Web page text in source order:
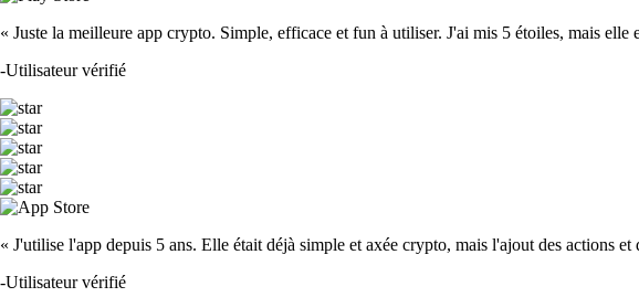
« Juste la meilleure app crypto. Simple, efficace et fun à utiliser. J'ai mis 5 étoiles, mais elle
-Utilisateur vérifié
« J'utilise l'app depuis 5 ans. Elle était déjà simple et axée crypto, mais l'ajout des actions
-Utilisateur vérifié